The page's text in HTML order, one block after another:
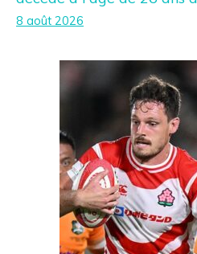
8 août 2026